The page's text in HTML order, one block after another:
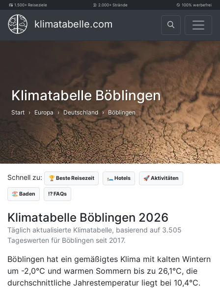
1.500+ Reiseziele 2.000+ Strände 100% werbefrei
klimatabelle.com
Klimatabelle Böblingen
Start Europa Deutschland Böblingen
Schnell zu: 🏆 Beste Reisezeit 🛏️ Hotels 🚀 Aktivitäten
🏖️ Baden ⁉️ FAQs
Klimatabelle Böblingen 2026
Täglich aktualisierte Klimatabelle, basierend auf 3.505
Tageswerten für Böblingen seit 2017.
Böblingen hat ein gemäßigtes Klima mit kalten Wintern
um -2,0°C und warmen Sommern bis zu 26,1°C, die
durchschnittliche Jahrestemperatur liegt bei 10,4°C.